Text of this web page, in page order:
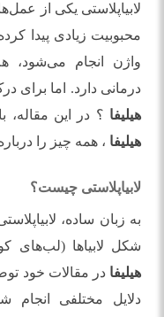
لابیاپلاستی یکی از
محبوبیت زیادی پیدا
واژن انجام می‌شود،
درمانی دارد. اما برای
هیلیفا ؟ در این مقاله،
هیلیفا ، همه چیز را
لابیاپلاستی چیست؟
به زبان ساده،
شکل لابیاها (لب‌های
هیلیفا در مقالات خود
دلایل مختلفی انجام